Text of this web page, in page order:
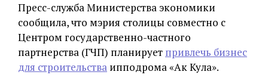
Пресс-служба Министерства экономики
сообщила, что мэрия столицы совместно с
Центром государственно-частного
партнерства (ГЧП) планирует привлечь бизнес
для строительства ипподрома «Ак Кула».